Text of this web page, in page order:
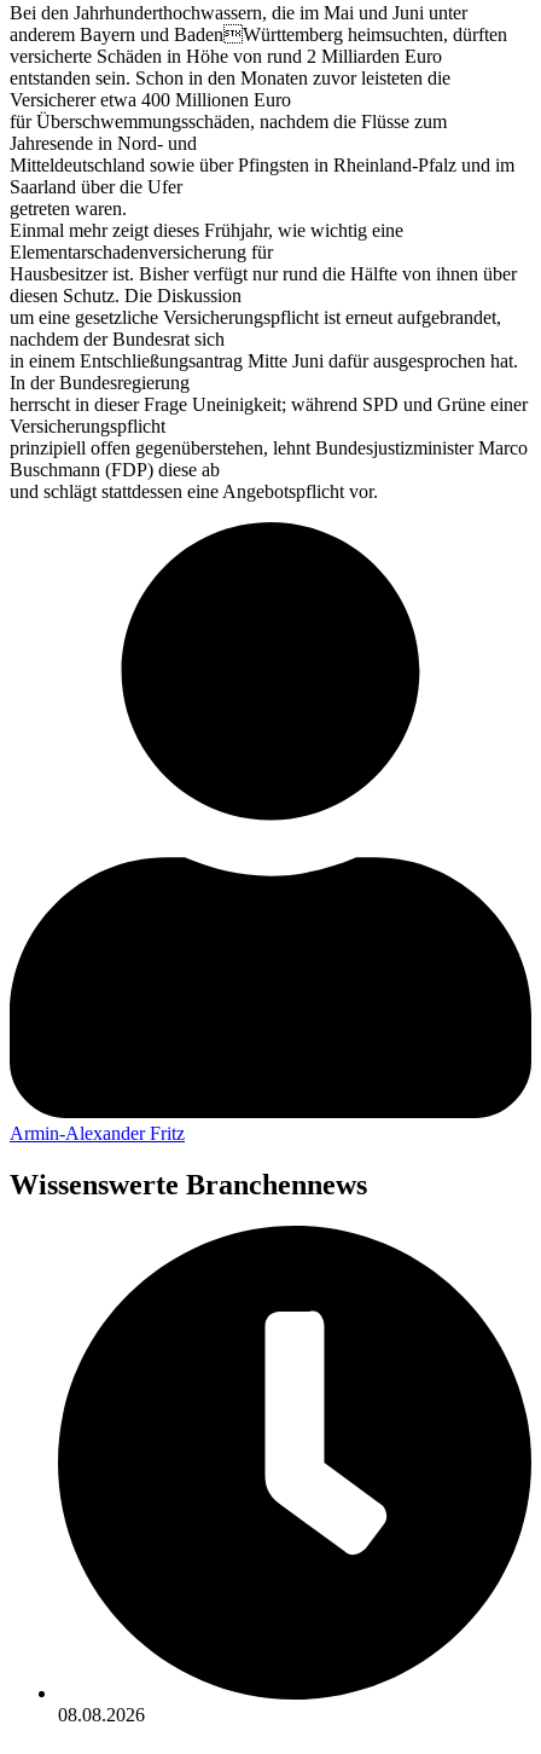
Bei den Jahrhunderthochwassern, die im Mai und Juni unter
anderem Bayern und BadenWürttemberg heimsuchten, dürften
versicherte Schäden in Höhe von rund 2 Milliarden Euro
entstanden sein. Schon in den Monaten zuvor leisteten die
Versicherer etwa 400 Millionen Euro
für Überschwemmungsschäden, nachdem die Flüsse zum
Jahresende in Nord- und
Mitteldeutschland sowie über Pfingsten in Rheinland-Pfalz und im
Saarland über die Ufer
getreten waren.
Einmal mehr zeigt dieses Frühjahr, wie wichtig eine
Elementarschadenversicherung für
Hausbesitzer ist. Bisher verfügt nur rund die Hälfte von ihnen über
diesen Schutz. Die Diskussion
um eine gesetzliche Versicherungspflicht ist erneut aufgebrandet,
nachdem der Bundesrat sich
in einem Entschließungsantrag Mitte Juni dafür ausgesprochen hat.
In der Bundesregierung
herrscht in dieser Frage Uneinigkeit; während SPD und Grüne einer
Versicherungspflicht
prinzipiell offen gegenüberstehen, lehnt Bundesjustizminister Marco
Buschmann (FDP) diese ab
und schlägt stattdessen eine Angebotspflicht vor.
Armin-Alexander Fritz
Wissenswerte Branchennews
08.08.2026